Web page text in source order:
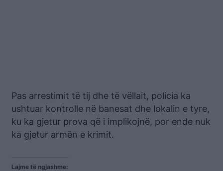
Pas arrestimit të tij dhe të vëllait, policia ka
ushtuar kontrolle në banesat dhe lokalin e tyre,
ku ka gjetur prova që i implikojnë, por ende nuk
ka gjetur armën e krimit.
Lajme të ngjashme: